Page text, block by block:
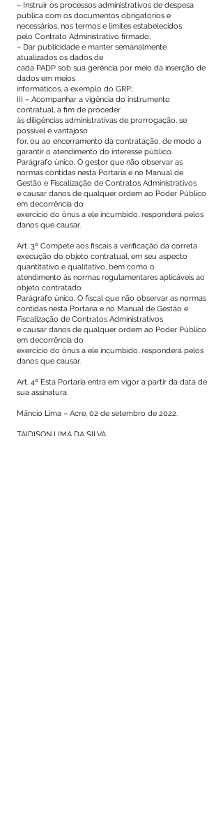
– Instruir os processos administrativos de despesa
pública com os documentos obrigatórios e
necessários, nos termos e limites estabelecidos
pelo Contrato Administrativo firmado;
– Dar publicidade e manter semanalmente
atualizados os dados de
cada PADP sob sua gerência por meio da inserção de
dados em meios
informáticos, a exemplo do GRP;
III – Acompanhar a vigência do instrumento
contratual, a fim de proceder
às diligências administrativas de prorrogação, se
possível e vantajoso
for, ou ao encerramento da contratação, de modo a
garantir o atendimento do interesse público.
Parágrafo único. O gestor que não observar as
normas contidas nesta Portaria e no Manual de
Gestão e Fiscalização de Contratos Administrativos
e causar danos de qualquer ordem ao Poder Público
em decorrência do
exercício do ônus a ele incumbido, responderá pelos
danos que causar.
Art. 3º Compete aos fiscais a verificação da correta
execução do objeto contratual, em seu aspecto
quantitativo e qualitativo, bem como o
atendimento às normas regulamentares aplicáveis ao
objeto contratado.
Parágrafo único. O fiscal que não observar as normas
contidas nesta Portaria e no Manual de Gestão e
Fiscalização de Contratos Administrativos
e causar danos de qualquer ordem ao Poder Público
em decorrência do
exercício do ônus a ele incumbido, responderá pelos
danos que causar.
Art. 4º Esta Portaria entra em vigor a partir da data de
sua assinatura
Mâncio Lima – Acre, 02 de setembro de 2022.
TAIDISON LIMA DA SILVA